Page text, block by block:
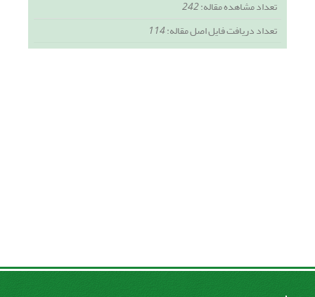
تعداد مشاهده مقاله:242
تعداد دریافت فایل اصل مقاله:114